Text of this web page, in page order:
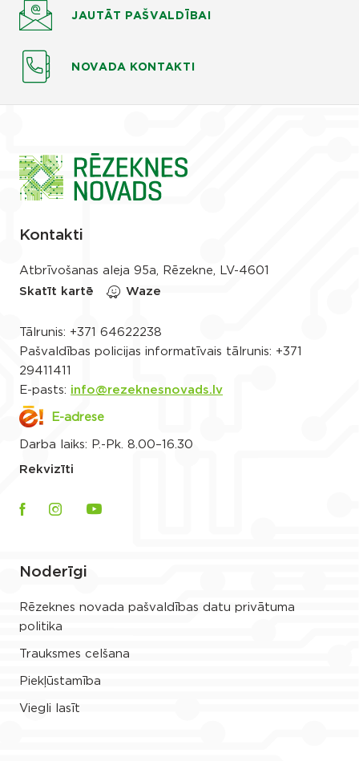
JAUTĀT PAŠVALDĪBAI
NOVADA KONTAKTI
Kontakti
Atbrīvošanas aleja 95a, Rēzekne, LV-4601
Skatīt kartē
Waze
Tālrunis: +371 64622238
Pašvaldības policijas informatīvais tālrunis: +371
29411411
E-pasts: info@rezeknesnovads.lv
E-adrese
Darba laiks: P.-Pk. 8.00–16.30
Rekvizīti
Noderīgi
Rēzeknes novada pašvaldības datu privātuma
politika
Trauksmes celšana
Piekļūstamība
Viegli lasīt